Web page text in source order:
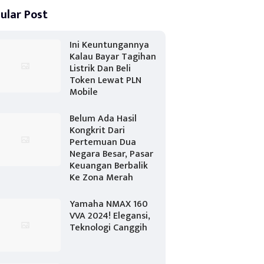
Post
Ini Keuntungannya
Kalau Bayar Tagihan
Listrik Dan Beli
Token Lewat PLN
Mobile
Belum Ada Hasil
Kongkrit Dari
Pertemuan Dua
Negara Besar, Pasar
Keuangan Berbalik
Ke Zona Merah
Yamaha NMAX 160
VVA 2024! Elegansi,
Teknologi Canggih